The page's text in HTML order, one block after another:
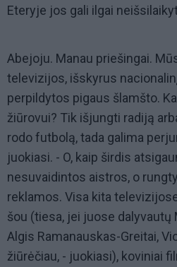
Eteryje jos gali ilgai
Abejoju. Manau priešingai.
televizijos, išskyrus
perpildytos pigaus šlamšto.
žiūrovui? Tik išjungti radiją
rodo futbolą, tada galima
juokiasi. - O, kaip širdis
nesuvaidintos aistros, o
reklamos. Visa kita
šou (tiesa, jei juose
Algis Ramanauskas-Greitai,
žiūrėčiau, - juokiasi), koviniai